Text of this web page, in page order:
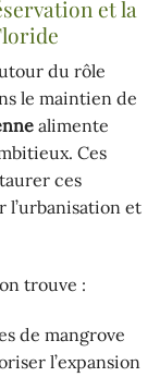
et la
du rôle
le maintien de
alimente
Ces
ces
l’urbanisation et
trouve :
de mangrove
l’expansion